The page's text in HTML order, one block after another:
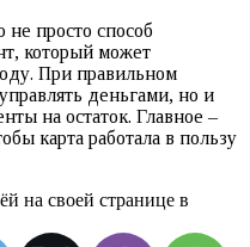
не просто способ
который может
При правильном
деньгами, но и
на остаток. Главное –
карта работала в пользу
на своей странице в